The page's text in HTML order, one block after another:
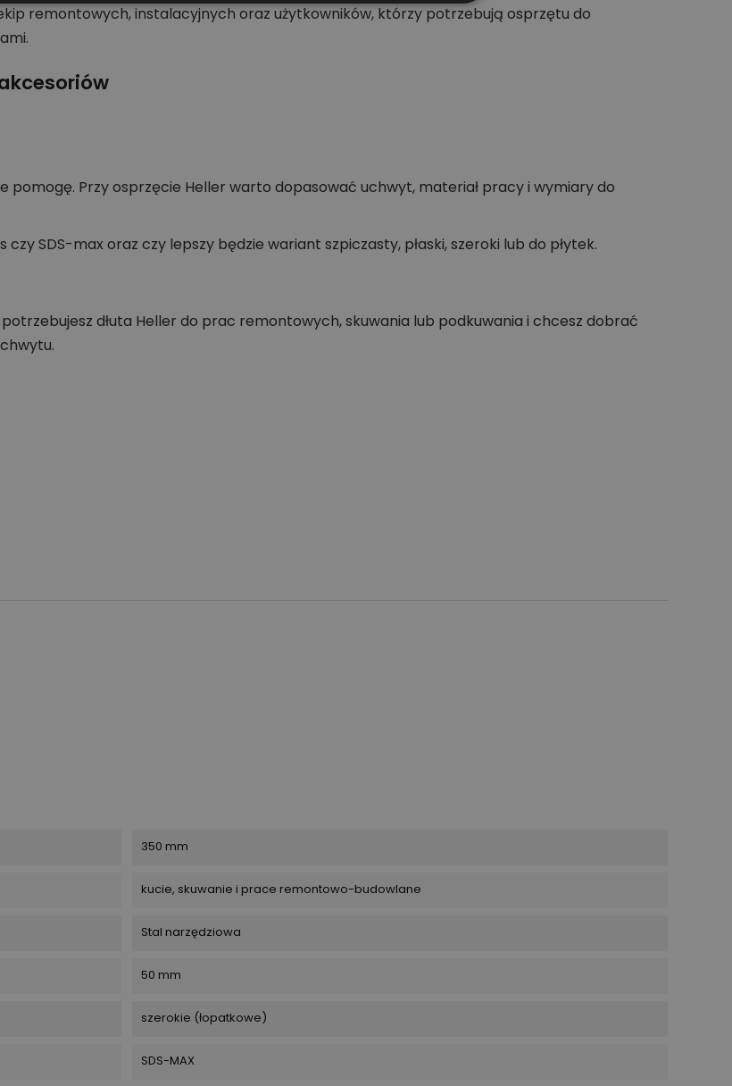
remontowych, instalacyjnych oraz użytkowników, którzy potrzebują osprzętu do
Przy osprzęcie Heller warto dopasować uchwyt, materiał pracy i wymiary do
SDS-max oraz czy lepszy będzie wariant szpiczasty, płaski, szeroki lub do płytek.
dłuta Heller do prac remontowych, skuwania lub podkuwania i chcesz dobrać
350 mm
kucie, skuwanie i prace remontowo-budowlane
Stal narzędziowa
50 mm
szerokie (łopatkowe)
SDS-MAX